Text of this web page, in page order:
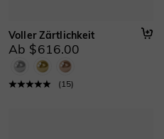
Voller Zärtlichkeit
Ab $616.00
( 15)